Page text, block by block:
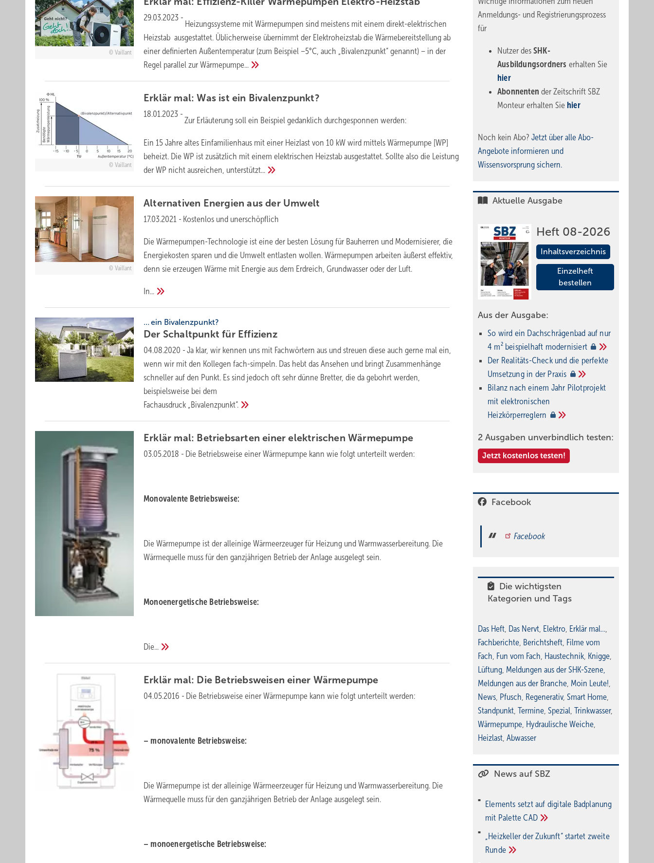
Vaillant
29.03.2023 -
Heizungssysteme mit Wärmepumpen sind meistens mit einem direkt-elektrischen
Heizstab ausgestattet. Üblicherweise übernimmt der Elektroheizstab die Wärmebereitstellung ab
einer definierten Außentemperatur (zum Beispiel –5°C, auch „Bivalenzpunkt“ genannt) – in der
Regel parallel zurWärmepumpe...
Vaillant
Erklär mal: Was ist ein Bivalenzpunkt?
18.01.2023 -
Zur Erläuterung soll ein Beispiel gedanklich durchgesponnen werden:
Ein 15 Jahre altes Einfamilienhaus mit einer Heizlast von 10 kW wird mittels Wärmepumpe [WP]
beheizt. Die WP ist zusätzlich mit einem elektrischen Heizstab ausgestattet. Sollte also die Leistung
der WP nicht ausreichen, unterstützt...
Vaillant
Alternativen Energien aus der Umwelt
17.03.2021 - Kostenlos und unerschöpflich
Die Wärmepumpen-Technologie ist eine der besten Lösung für Bauherren und Modernisierer, die
Energiekosten sparen und die Umwelt entlasten wollen. Wärmepumpen arbeiten äußerst effektiv,
denn sie erzeugen Wärme mit Energie aus dem Erdreich, Grundwasser oder der Luft.
In...
… ein Bivalenzpunkt?
Der Schaltpunkt für Effizienz
04.08.2020 - Ja klar, wir kennen uns mit Fachwörtern aus und streuen diese auch gerne mal ein,
wenn wir mit den Kollegen fach-simpeln. Das hebt das Ansehen und bringt Zusammenhänge
schneller auf den Punkt. Es sind jedoch oft sehr dünne Bretter, die da gebohrt werden,
beispielsweise bei dem
Fachausdruck „Bivalenzpunkt“.
Erklär mal: Betriebsarten einer elektrischenWärmepumpe
03.05.2018 - Die Betriebsweise einer Wärmepumpe kann wie folgt unterteilt werden:
Monovalente Betriebsweise:
Die Wärmepumpe ist der alleinige Wärmeerzeuger für Heizung und Warmwasserbereitung. Die
Wärmequelle muss für den ganzjährigen Betrieb der Anlage ausgelegt sein.
Monoenergetische Betriebsweise:
Die...
Erklär mal: Die Betriebsweisen einer Wärmepumpe
04.05.2016 - Die Betriebsweise einer Wärmepumpe kann wie folgt unterteilt werden:
– monovalente Betriebsweise:
Die Wärmepumpe ist der alleinige Wärmeerzeuger für Heizung und Warmwasserbereitung. Die
Wärmequelle muss für den ganzjährigen Betrieb der Anlage ausgelegt sein.
– monoenergetische Betriebsweise:
Anmeldungs- und Registrierungsprozess
für
Nutzer des SHK-
Ausbildungsordners erhalten Sie
hier
Abonnentender Zeitschrift SBZ
Monteur erhalten Sie hier
Noch kein Abo? Jetzt über alle Abo-
Angebote informieren und
Wissensvorsprung sichern.
Aktuelle Ausgabe
Heft 08-2026
Inhaltsverzeichnis
Einzelheft
bestellen
Aus der Ausgabe:
So wird ein Dach­schrägenbad auf nur
4 m² beispielhaft modernisiert
Der Realitäts-Check und die perfekte
Umsetzung in der Praxis
Bilanz nach einem Jahr Pilotprojekt
mit elektronischen
Heizkörperreglern
2 Ausgaben unverbindlich testen:
Jetzt kostenlos testen!
Facebook
Facebook
Die wichtigsten
Kategorien und Tags
Das Heft, Das Nervt, Elektro, Erklär mal…,
Fachberichte, Berichtsheft, Filme vom
Fach, Fun vom Fach, Haustechnik, Knigge,
Lüftung, Meldungen aus der SHK-Szene,
Meldungen aus der Branche, Moin Leute!,
News, Pfusch, Regenerativ, Smart Home,
Standpunkt, Termine, Spezial, Trinkwasser,
Wärmepumpe, Hydraulische Weiche,
Heizlast, Abwasser
News auf SBZ
Elements setzt auf di­gi­ta­le Bad­pla­nung
mit PaletteCAD
„Heizkeller der Zu­kunft“ star­tet zwei­te
Run­de